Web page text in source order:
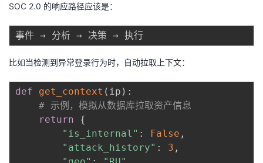
SOC 2.0 的响应路径应该是：
比如当检测到异常登录行为时，自动拉取上下文：
def get_context ( ip ) :
# 示例，模拟从数据库拉取资产信息
return
{
"is_internal" : False ,
"attack_history" : 3 ,